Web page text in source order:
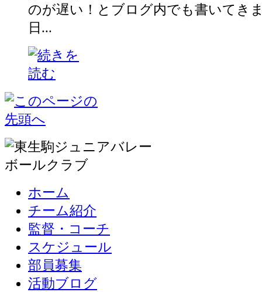
のが遅い！とブログ内でも書いてき
日...
ホーム
チーム紹介
監督・コーチ
スケジュール
部員募集
活動ブログ